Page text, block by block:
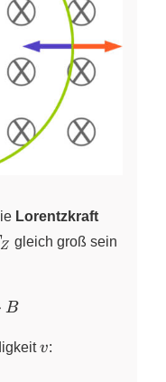
Lorentzkraft
Z gleich groß sein
B
v
v: